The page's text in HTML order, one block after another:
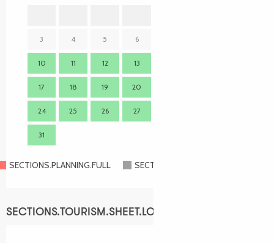
3 4 5 6
10 11 12 13
17 18 19 20
24 25 26 27
31
SECTIONS.PLANNING.FULL SECTIONS.PLANNING.CLOSED
SECTIONS.TOURISM.SHEET.LOCATION